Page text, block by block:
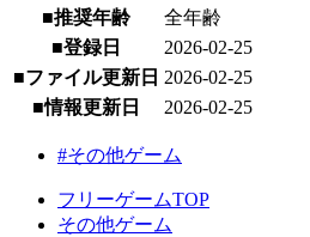
■推奨年齢
全年齢
■登録日
2026-02-25
■ファイル更新日 2026-02-25
■情報更新日
2026-02-25
#その他ゲーム
フリーゲームTOP
その他ゲーム